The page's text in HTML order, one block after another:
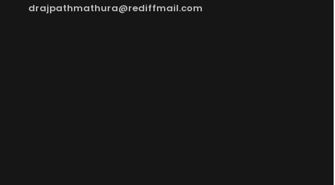
drajpathmathura@rediffmail.com